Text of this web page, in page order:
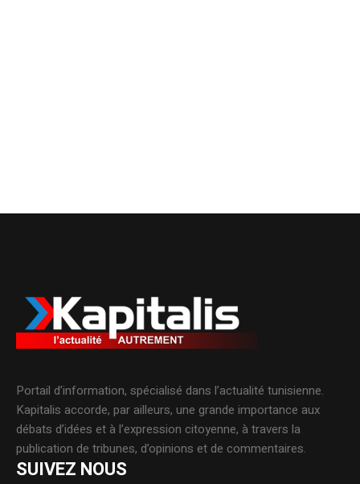
Portail d’information, spécialisé dans l’actualité tunisienne.
Kapitalis accorde, par ailleurs, une grande importance aux
débats d’idées et à l’expression citoyenne, à travers la
publication de tribunes, d’opinions et de commentaires.
SUIVEZ NOUS